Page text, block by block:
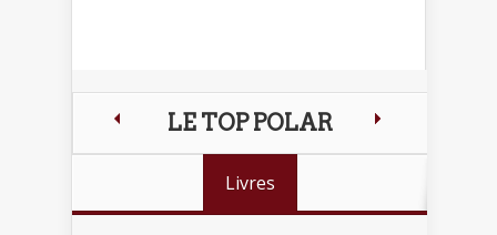
LE TOP POLAR
Livres